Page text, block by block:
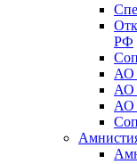
РФ
АО
АО
АО